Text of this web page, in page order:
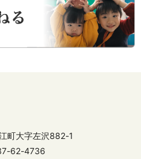
町大字左沢882-1
62-4736